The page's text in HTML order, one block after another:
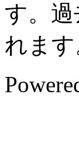
す。
れます